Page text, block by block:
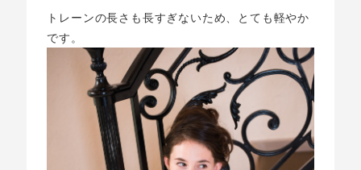
トレーンの長さも長すぎないため、とても軽やか
です。